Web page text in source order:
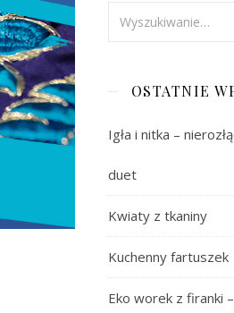
OSTATNIE
Igła i nitka –
duet
Kwiaty z tkaniny
Kuchenny fartuszek
Eko worek z firanki –